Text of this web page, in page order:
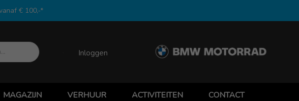
€ 100,-*
Inloggen
MAGAZIJN VERHUUR ACTIVITEITEN CONTACT